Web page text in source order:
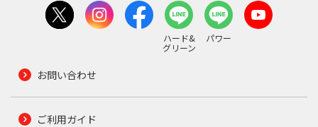
ハード&
グリーン
パワー
お問い合わせ
ご利用ガイド